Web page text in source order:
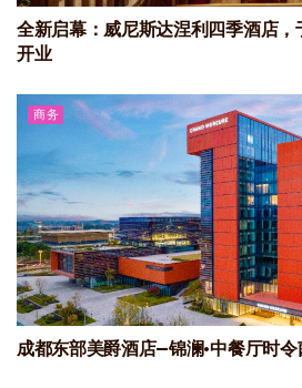
全新启幕：威尼斯达涅利四季酒店
开业
商务
成都东部美爵酒店—锦澜·中餐厅时